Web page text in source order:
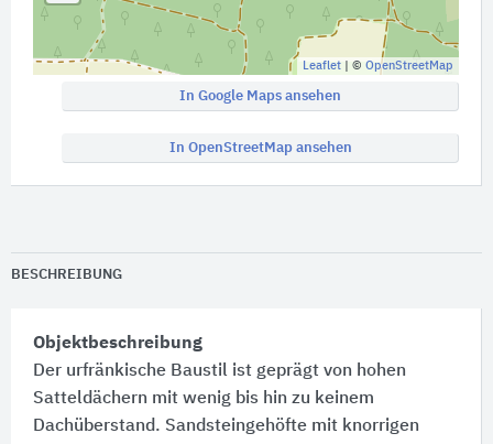
Leaflet | © OpenStreetMap
In Google Maps ansehen
In OpenStreetMap ansehen
BESCHREIBUNG
Objektbeschreibung
Der urfränkische Baustil ist geprägt von hohen
Satteldächern mit wenig bis hin zu keinem
Dachüberstand. Sandsteingehöfte mit knorrigen